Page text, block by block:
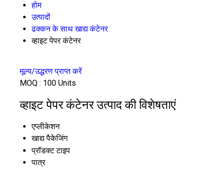
होम
उत्पादों
ढक्कन के साथ खाद्य कंटेनर
व्हाइट पेपर कंटेनर
मूल्य/उद्धरण प्राप्त करें
MOQ : 100 Units
व्हाइट पेपर कंटेनर उत्पाद की विशेषताएं
एप्लीकेशन
खाद्य पैकेजिंग
प्रॉडक्ट टाइप
पात्र